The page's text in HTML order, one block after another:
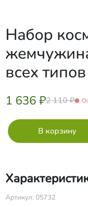
Набор
всех
1 636 ₽2 110 ₽
Артикул: 05732